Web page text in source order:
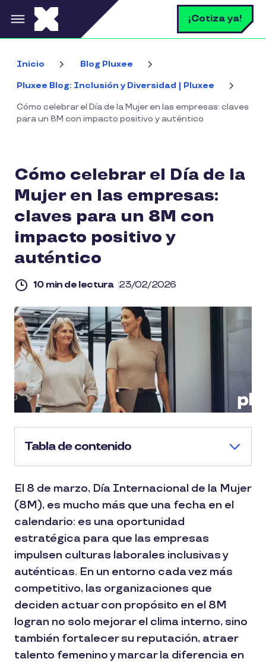
Pasar al contenido principal ¡Cotiza ya!
Inicio Blog Pluxee
Pluxee Blog: Inclusión y Diversidad | Pluxee
Cómo celebrar el Día de la Mujer en las empresas: claves
para un 8M con impacto positivo y auténtico
Cómo celebrar el Día de la
Mujer en las empresas:
claves para un 8M con
impacto positivo y
auténtico
10 min de lectura 23/02/2026
Tabla de contenido
El 8 de marzo, Día Internacional de la Mujer
(8M), es mucho más que una fecha en el
calendario: es una oportunidad
estratégica para que las empresas
impulsen culturas laborales inclusivas y
auténticas. En un entorno cada vez más
competitivo, las organizaciones que
deciden actuar con propósito en el 8M
logran no solo mejorar el clima interno, sino
también fortalecer su reputación, atraer
talento femenino y marcar la diferencia en